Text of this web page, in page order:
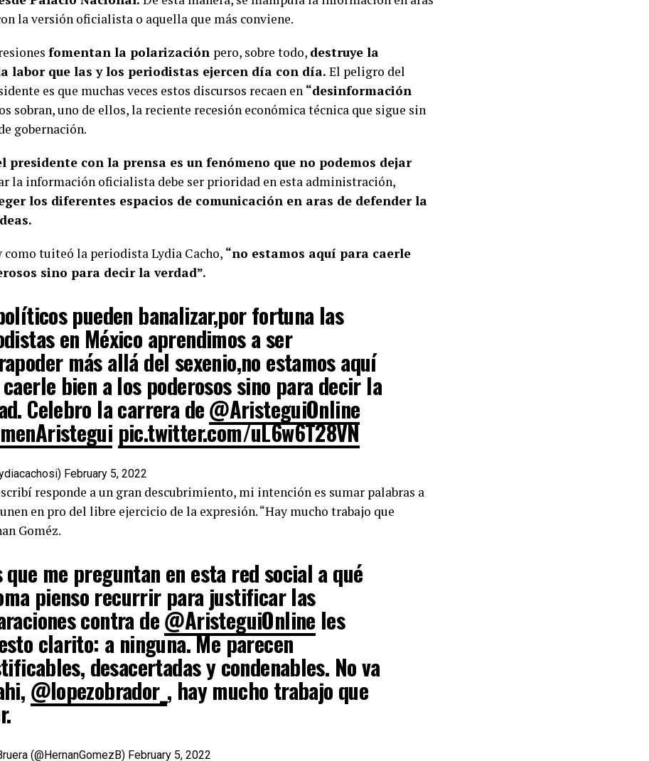
la versión oficialista o aquella que más conviene.
fomentan la polarización pero, sobre todo, destruye la
labor que las y los periodistas ejercen día con día. El peligro del
es que muchas veces estos discursos recaen en “desinformación
sobran, uno de ellos, la reciente recesión económica técnica que sigue sin
gobernación.
presidente con la prensa es un fenómeno que no podemos dejar
la información oficialista debe ser prioridad en esta administración,
los diferentes espacios de comunicación en aras de defender la
como tuiteó la periodista Lydia Cacho, “no estamos aquí para caerle
sino para decir la verdad”.
pueden banalizar,por fortuna las
en México aprendimos a ser
más allá del sexenio,no estamos aquí
bien a los poderosos sino para decir la
Celebro la carrera de @AristeguiOnline
pic.twitter.com/uL6w6T28VN
February 5, 2022
responde a un gran descubrimiento, mi intención es sumar palabras a
en pro del libre ejercicio de la expresión. “Hay mucho trabajo que
Goméz.
que me preguntan en esta red social a qué
pienso recurrir para justificar las
contra de@AristeguiOnline les
clarito: a ninguna. Me parecen
desacertadas y condenables. No va
@lopezobrador_ , hay mucho trabajo que
(@HernanGomezB) February 5, 2022